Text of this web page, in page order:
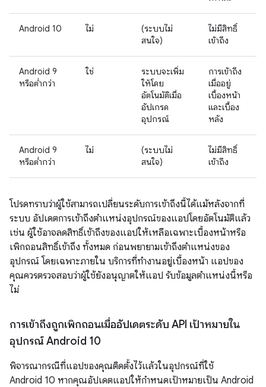
Android 10 ไม่
(ระบบไม่
สนใจ)
ไม่มีสิทธิ์
เข้าถึง
Android 9
หรือต่ำกว่า
ใช่
ระบบจะเพิ่ม
ให้โดย
อัตโนมัติเมื่อ
อัปเกรด
อุปกรณ์
การเข้าถึง
เมื่ออยู่
เบื้องหน้า
และเบื้อง
หลัง
Android 9
หรือต่ำกว่า
ไม่
(ระบบไม่
สนใจ)
ไม่มีสิทธิ์
เข้าถึง
โปรดทราบว่าผู้ใช้สามารถเปลี่ยนระดับการเข้าถึงนี้ได้แม้หลังจากที่
ระบบ อัปเดตการเข้าถึงตำแหน่งอุปกรณ์ของแอปโดยอัตโนมัติแล้ว
เช่น ผู้ใช้อาจลดสิทธิ์เข้าถึงของแอปให้เหลือเฉพาะเบื้องหน้าหรือ
เพิกถอนสิทธิ์เข้าถึง ทั้งหมด ก่อนพยายามเข้าถึงตำแหน่งของ
อุปกรณ์ โดยเฉพาะภายใน บริการที่ทำงานอยู่เบื้องหน้า แอปของ
คุณควรตรวจสอบว่าผู้ใช้ยังอนุญาตให้แอป รับข้อมูลตำแหน่งนี้หรือ
ไม่
การเข้าถึงถูกเพิกถอนเมื่ออัปเดตระดับ API เป้าหมายใน
อุปกรณ์ Android 10
พิจารณากรณีที่แอปของคุณติดตั้งไว้แล้วในอุปกรณ์ที่ใช้
Android 10 หากคุณอัปเดตแอปให้กำหนดเป้าหมายเป็น Android